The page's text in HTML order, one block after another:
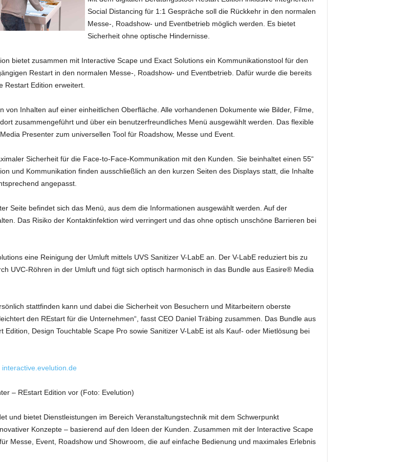
Social Distancing für 1:1 Gespräche soll die Rückkehr in den normalen
Messe-, Roadshow- und Eventbetrieb möglich werden. Es bietet
Sicherheit ohne optische Hindernisse.
bietet zusammen mit Interactive Scape und Exact Solutions ein Kommunikationstool für den
Restart in den normalen Messe-, Roadshow- und Eventbetrieb. Dafür wurde die bereits
Restart Edition erweitert.
Inhalten auf einer einheitlichen Oberfläche. Alle vorhandenen Dokumente wie Bilder, Filme,
zusammengeführt und über ein benutzerfreundliches Menü ausgewählt werden. Das flexible
Presenter zum universellen Tool für Roadshow, Messe und Event.
Sicherheit für die Face-to-Face-Kommunikation mit den Kunden. Sie beinhaltet einen 55“
und Kommunikation finden ausschließlich an den kurzen Seiten des Displays statt, die Inhalte
angepasst.
Seite befindet sich das Menü, aus dem die Informationen ausgewählt werden. Auf der
Das Risiko der Kontaktinfektion wird verringert und das ohne optisch unschöne Barrieren bei
eine Reinigung der Umluft mittels UVS Sanitizer V-LabE an. Der V-LabE reduziert bis zu
UVC-Röhren in der Umluft und fügt sich optisch harmonisch in das Bundle aus Easire® Media
stattfinden kann und dabei die Sicherheit von Besuchern und Mitarbeitern oberste
den REstart für die Unternehmen“, fasst CEO Daniel Träbing zusammen. Das Bundle aus
Design Touchtable Scape Pro sowie Sanitizer V-LabE ist als Kauf- oder Mietlösung bei
interactive.evelution.de
– REstart Edition vor (Foto: Evelution)
und bietet Dienstleistungen im Bereich Veranstaltungstechnik mit dem Schwerpunkt
Konzepte – basierend auf den Ideen der Kunden. Zusammen mit der Interactive Scape
Messe, Event, Roadshow und Showroom, die auf einfache Bedienung und maximales Erlebnis